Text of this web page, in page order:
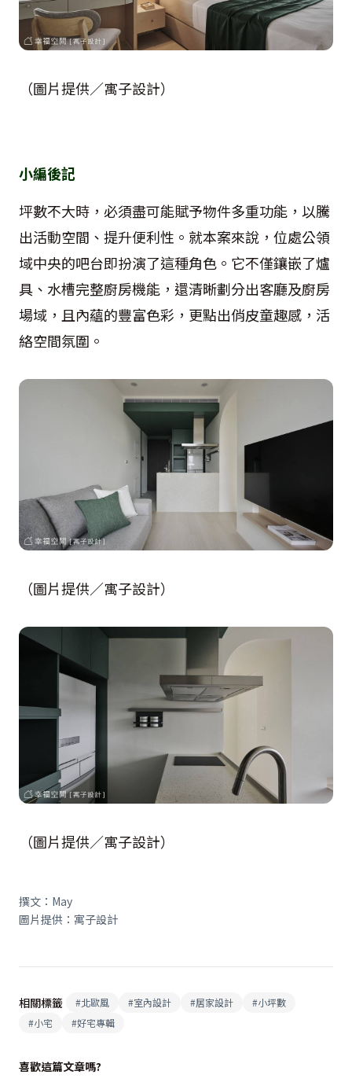
（圖片提供／寓子設計）
小編後記
坪數不大時，必須盡可能賦予物件多重功能，以騰
出活動空間、提升便利性。就本案來說，位處公領
域中央的吧台即扮演了這種角色。它不僅鑲嵌了爐
具、水槽完整廚房機能，還清晰劃分出客廳及廚房
場域，且內蘊的豐富色彩，更點出俏皮童趣感，活
絡空間氛圍。
（圖片提供／寓子設計）
（圖片提供／寓子設計）
撰文：May
圖片提供：寓子設計
相關標籤 #北歐風 #室內設計 #居家設計 #小坪數
#小宅 #好宅專輯
喜歡這篇文章嗎?